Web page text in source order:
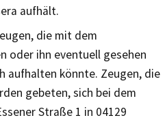
aufhält.
die mit dem
oder ihn eventuell gesehen
aufhalten könnte. Zeugen, die
gebeten, sich bei dem
Straße 1 in 04129